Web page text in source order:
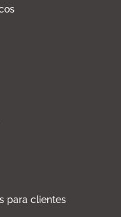
para clientes